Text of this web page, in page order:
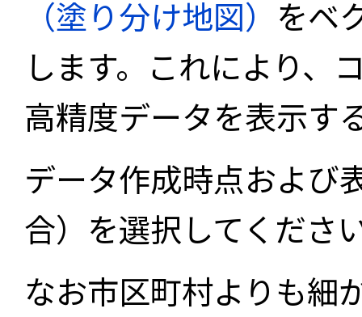
（塗り分け地図） をベ
します。これにより、
高精度データを表示す
データ作成時点および
合）を選択してくださ
なお市区町村よりも細